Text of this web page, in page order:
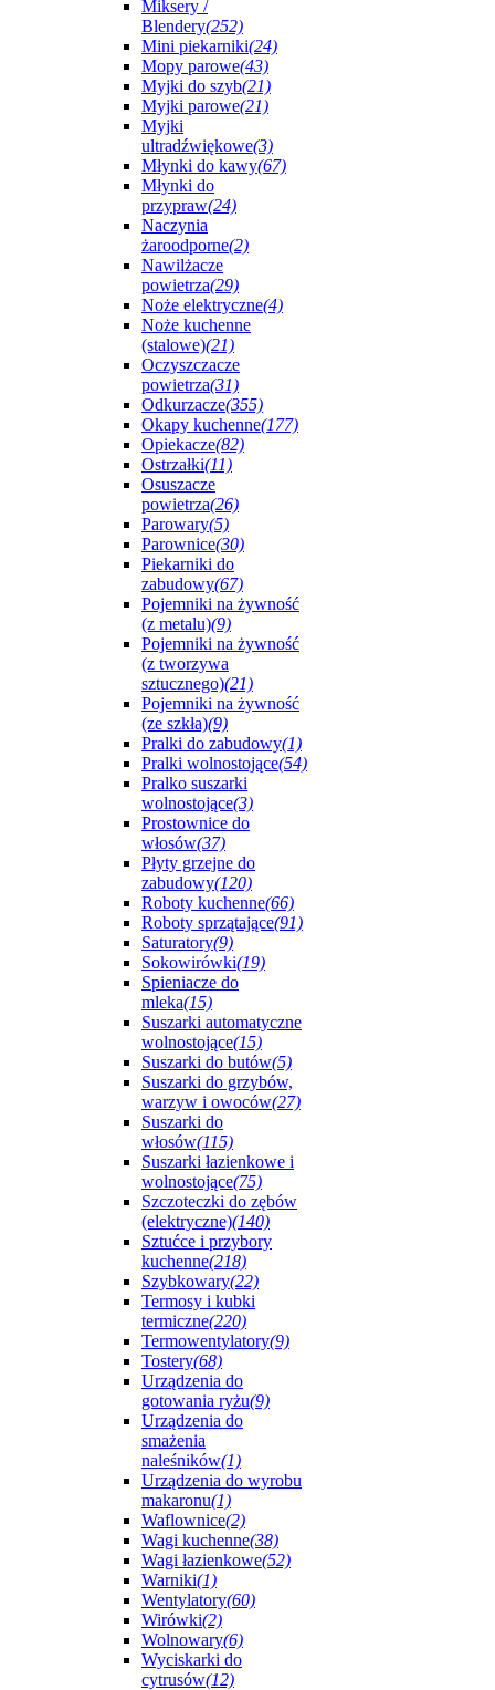
Miksery /
Blendery(252)
Mini piekarniki(24)
Mopy parowe(43)
Myjki do szyb(21)
Myjki parowe(21)
Myjki
ultradźwiękowe(3)
Młynki do kawy(67)
Młynki do
przypraw(24)
Naczynia
żaroodporne(2)
Nawilżacze
powietrza(29)
Noże elektryczne(4)
Noże kuchenne
(stalowe)(21)
Oczyszczacze
powietrza(31)
Odkurzacze(355)
Okapy kuchenne(177)
Opiekacze(82)
Ostrzałki(11)
Osuszacze
powietrza(26)
Parowary(5)
Parownice(30)
Piekarniki do
zabudowy(67)
Pojemniki na żywność
(z metalu)(9)
Pojemniki na żywność
(z tworzywa
sztucznego)(21)
Pojemniki na żywność
(ze szkła)(9)
Pralki do zabudowy(1)
Pralki wolnostojące(54)
Pralko suszarki
wolnostojące(3)
Prostownice do
włosów(37)
Płyty grzejne do
zabudowy(120)
Roboty kuchenne(66)
Roboty sprzątające(91)
Saturatory(9)
Sokowirówki(19)
Spieniacze do
mleka(15)
Suszarki automatyczne
wolnostojące(15)
Suszarki do butów(5)
Suszarki do grzybów,
warzyw i owoców(27)
Suszarki do
włosów(115)
Suszarki łazienkowe i
wolnostojące(75)
Szczoteczki do zębów
(elektryczne)(140)
Sztućce i przybory
kuchenne(218)
Szybkowary(22)
Termosy i kubki
termiczne(220)
Termowentylatory(9)
Tostery(68)
Urządzenia do
gotowania ryżu(9)
Urządzenia do
smażenia
naleśników(1)
Urządzenia do wyrobu
makaronu(1)
Waflownice(2)
Wagi kuchenne(38)
Wagi łazienkowe(52)
Warniki(1)
Wentylatory(60)
Wirówki(2)
Wolnowary(6)
Wyciskarki do
cytrusów(12)